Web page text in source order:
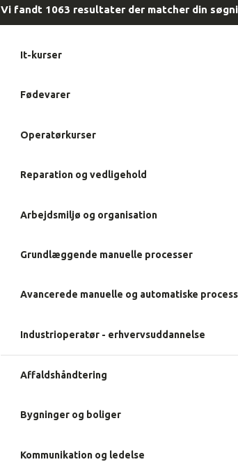
Vi fandt 1063 resultater der matcher din
It-kurser
Fødevarer
Operatørkurser
Reparation og vedligehold
Arbejdsmiljø og organisation
Grundlæggende manuelle processer
Avancerede manuelle og automatiske
Industrioperatør - erhvervsuddannelse
Affaldshåndtering
Bygninger og boliger
Kommunikation og ledelse